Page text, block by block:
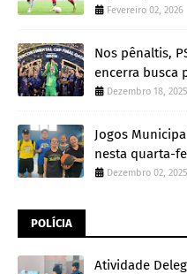
Fevereiro 02, 2026
Nos pênaltis,
encerra busca
Dezembro 18, 2025
Jogos
nesta quarta-
Dezembro 02, 2025
POLÍCIA
Atividade